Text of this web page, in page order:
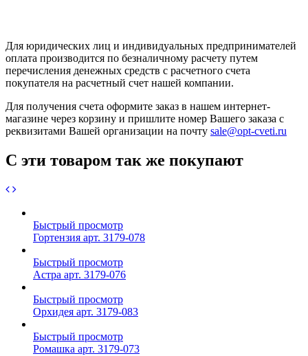
Для юридических лиц и индивидуальных предпринимателей
оплата производится по безналичному расчету путем
перечисления денежных средств с расчетного счета
покупателя на расчетный счет нашей компании.
Для получения счета оформите заказ в нашем интернет-
магазине через корзину и пришлите номер Вашего заказа с
реквизитами Вашей организации на почту sale@opt-cveti.ru
С эти товаром так же покупают
Быстрый просмотр
Гортензия арт. 3179-078
Быстрый просмотр
Астра арт. 3179-076
Быстрый просмотр
Орхидея арт. 3179-083
Быстрый просмотр
Ромашка арт. 3179-073